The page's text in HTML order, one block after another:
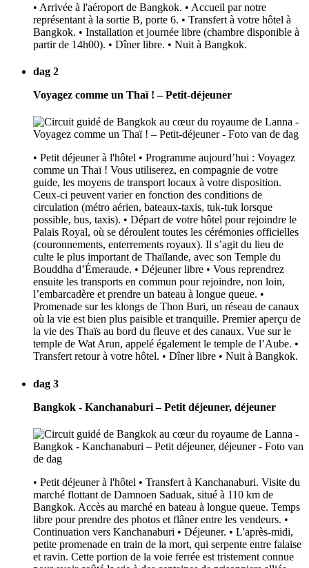
• Arrivée à l'aéroport de Bangkok. • Accueil par notre
représentant à la sortie B, porte 6. • Transfert à votre hôtel à
Bangkok. • Installation et journée libre (chambre disponible à
partir de 14h00). • Dîner libre. • Nuit à Bangkok.
dag 2
Voyagez comme un Thaï ! – Petit-déjeuner
• Petit déjeuner à l'hôtel • Programme aujourd’hui : Voyagez
comme un Thaï ! Vous utiliserez, en compagnie de votre
guide, les moyens de transport locaux à votre disposition.
Ceux-ci peuvent varier en fonction des conditions de
circulation (métro aérien, bateaux-taxis, tuk-tuk lorsque
possible, bus, taxis). • Départ de votre hôtel pour rejoindre le
Palais Royal, où se déroulent toutes les cérémonies officielles
(couronnements, enterrements royaux). Il s’agit du lieu de
culte le plus important de Thaïlande, avec son Temple du
Bouddha d’Émeraude. • Déjeuner libre • Vous reprendrez
ensuite les transports en commun pour rejoindre, non loin,
l’embarcadère et prendre un bateau à longue queue. •
Promenade sur les klongs de Thon Buri, un réseau de canaux
où la vie est bien plus paisible et tranquille. Premier aperçu de
la vie des Thaïs au bord du fleuve et des canaux. Vue sur le
temple de Wat Arun, appelé également le temple de l’Aube. •
Transfert retour à votre hôtel. • Dîner libre • Nuit à Bangkok.
dag 3
Bangkok - Kanchanaburi – Petit déjeuner, déjeuner
• Petit déjeuner à l'hôtel • Transfert à Kanchanaburi. Visite du
marché flottant de Damnoen Saduak, situé à 110 km de
Bangkok. Accès au marché en bateau à longue queue. Temps
libre pour prendre des photos et flâner entre les vendeurs. •
Continuation vers Kanchanaburi • Déjeuner. • L'après-midi,
petite promenade en train de la mort, qui serpente entre falaise
et ravin. Cette portion de la voie ferrée est tristement connue